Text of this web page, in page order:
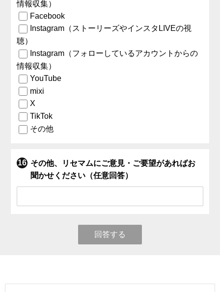
情報収集）
Facebook
Instagram（ストーリーズやインスタLIVEの視
聴）
Instagram（フォローしているアカウントからの
情報収集）
YouTube
mixi
X
TikTok
その他
その他、リセマムにご意見・ご要望があればお
聞かせください（任意回答）
回答する